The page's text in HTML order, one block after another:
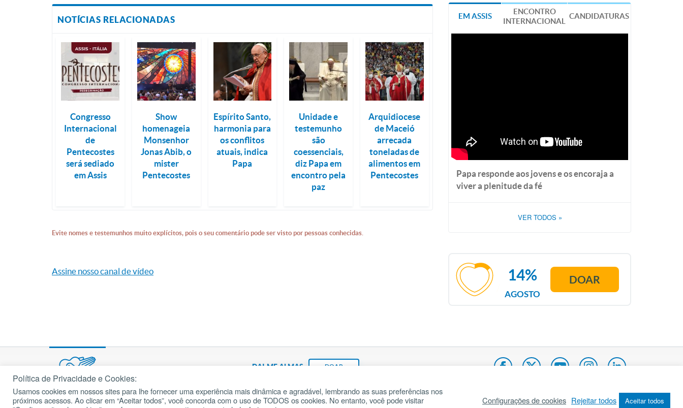
NOTÍCIAS RELACIONADAS
Congresso
Internacional
de
Pentecostes
será sediado
em Assis
Show
homenageia
Monsenhor
Jonas Abib, o
mister
Pentecostes
Espírito Santo,
harmonia para
os conflitos
atuais, indica
Papa
Unidade e
testemunho
são
coessenciais,
diz Papa em
encontro pela
paz
Arquidiocese
de Maceió
arrecada
toneladas de
alimentos em
Pentecostes
Evite nomes e testemunhos muito explícitos, pois o seu comentário pode ser visto por pessoas conhecidas.
Assine nosso canal de vídeo
EM ASSIS
ENCONTRO
INTERNACIONAL
CANDIDATURAS
Papa responde aos jovens e os encoraja a
viver a plenitude da fé
VER TODOS »
AGOSTO
14% DOAR
DAI-ME ALMAS DOAR
Fundação João Paulo II Pedido de Oração Mapa do site Internacional
cancaonova.com© 2002 – 2026
Todos os direitos reservados.
Política de Privacidade e Cookies:
Usamos cookies em nossos sites para lhe fornecer uma experiência mais dinâmica e agradável, lembrando as suas preferências nos
próximos acessos. Ao clicar em “Aceitar todos”, você concorda com o uso de TODOS os cookies. No entanto, você pode visitar
Configurações de cookies Rejeitar todos Aceitar todos